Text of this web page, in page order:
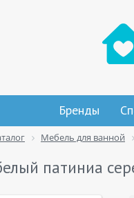
Бренды
Мебель для ванной
патиниа